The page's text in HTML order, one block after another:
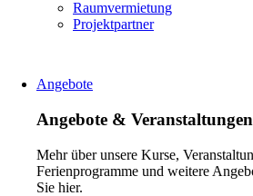
Raumvermietung
Projektpartner
Angebote
Angebote & Veranstaltungen
Mehr über unsere Kurse,
Ferienprogramme und weitere
Sie hier.